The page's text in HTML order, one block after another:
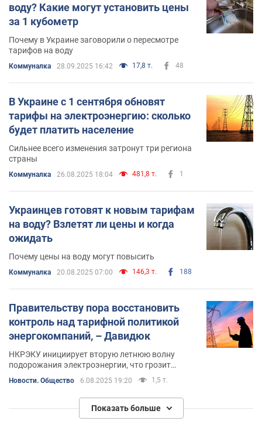
воду? Какие могут установить цены
за 1 кубометр
Почему в Украине заговорили о пересмотре
тарифов на воду
Коммуналка 28.09.2025 16:42 17,8 т. 48
В Украине с 1 сентября обновят
тарифы на электроэнергию: сколько
будет платить население
Сильнее всего изменения затронут три региона
страны
Коммуналка 26.08.2025 18:04 481,8 т. 1
Украинцев готовят к новым тарифам
на воду? Взлетят ли цены и когда
ожидать
Почему цены на воду могут повысить
Коммуналка 20.08.2025 07:00 146,3 т. 188
Правительству пора восстановить
контроль над тарифной политикой
энергокомпаний, – Давидюк
НКРЭКУ инициирует вторую летнюю волну
подорожания электроэнергии, что грозит
обострением социальной ситуации в стране
Новости. Общество 6.08.2025 19:20 1,5 т.
Показать больше